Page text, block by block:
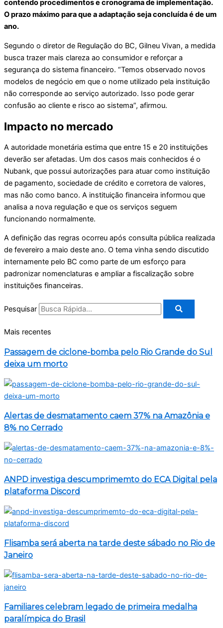
contendo procedimentos e cronograma de implementação.
O prazo máximo para que a adaptação seja concluída é de um
ano.
Segundo o diretor de Regulação do BC, Gilneu Vivan, a medida
busca trazer mais clareza ao consumidor e reforçar a
segurança do sistema financeiro. “Temos observado novos
modelos de negócio em que o nome utilizado pela instituição
não corresponde ao serviço autorizado. Isso pode gerar
confusão ao cliente e risco ao sistema”, afirmou.
Impacto no mercado
A autoridade monetária estima que entre 15 e 20 instituições
deverão ser afetadas. Um dos casos mais conhecidos é o
Nubank, que possui autorizações para atuar como instituição
de pagamento, sociedade de crédito e corretora de valores,
mas não como banco. A instituição financeira informou que
analisa a nova regulação e que os serviços seguem
funcionando normalmente.
A definição das regras ocorreu após consulta pública realizada
de fevereiro a maio deste ano. O tema vinha sendo discutido
internamente pelo BC como parte de um esforço para
padronizar nomenclaturas e ampliar a fiscalização sobre
instituições financeiras.
Pesquisar
Mais recentes
Passagem de ciclone-bomba pelo Rio Grande do Sul
deixa um morto
Alertas de desmatamento caem 37% na Amazônia e
8% no Cerrado
ANPD investiga descumprimemto do ECA Digital pela
plataforma Discord
Flisamba será aberta na tarde deste sábado no Rio de
Janeiro
Familiares celebram legado de primeira medalha
paralímpica do Brasil